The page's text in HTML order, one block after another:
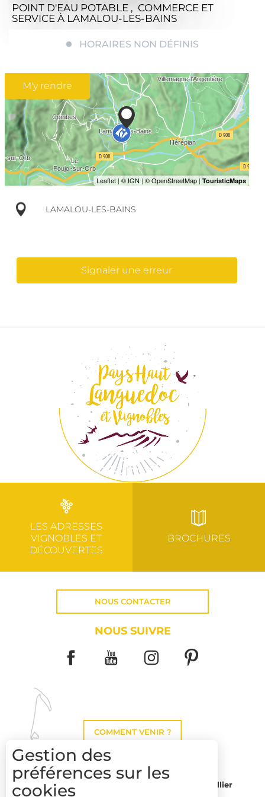
POINT D'EAU POTABLE , COMMERCE ET
SERVICE À LAMALOU-LES-BAINS
HORAIRES NON DÉFINIS
M'y rendre
LAMALOU-LES-BAINS
Signaler une erreur
LES ADRESSES
VIGNOBLES ET
DÉCOUVERTES
BROCHURES
NOUS CONTACTER
NOUS SUIVRE
COMMENT VENIR ?
Montpellier
Gestion des
préférences sur les
cookies